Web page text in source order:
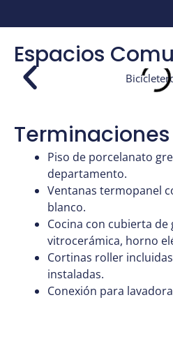
Espacios
Terminaciones
Piso de porcelanato
departamento.
Ventanas termopanel
blanco.
Cocina con cubierta
vitrocerámica, horno
Cortinas roller
instaladas.
Conexión para